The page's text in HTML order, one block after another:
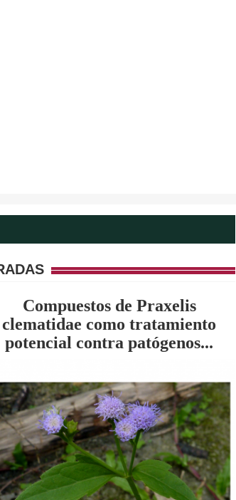
Compuestos de Praxelis
clematidae como tratamiento
potencial contra patógenos...